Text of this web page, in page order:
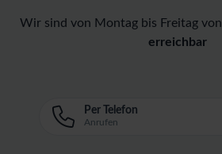
Wir sind von Montag bis Freitag von
erreichbar
Per Telefon
Anrufen